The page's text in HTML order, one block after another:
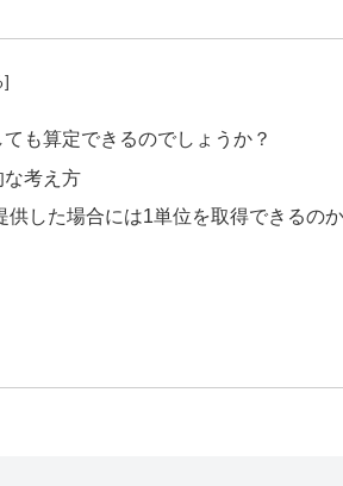
も算定できるのでしょうか？
考え方
した場合には1単位を取得できるの